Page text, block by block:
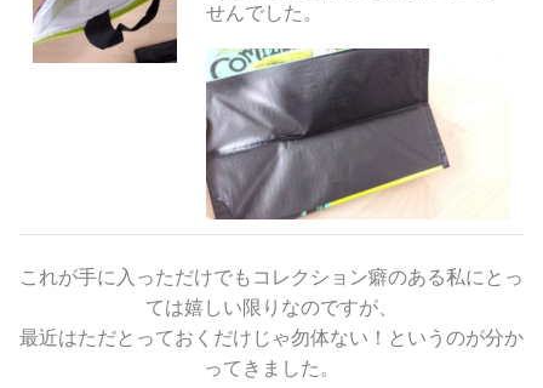
せんでした。
これが手に入っただけでもコレクション癖のある私にとっ
ては嬉しい限りなのですが、
最近はただとっておくだけじゃ勿体ない！というのが分か
ってきました。